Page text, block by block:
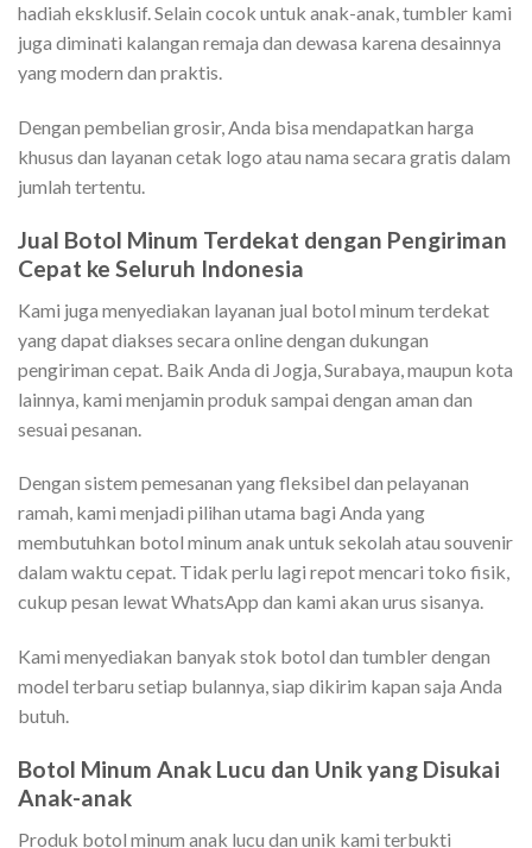
hadiah eksklusif. Selain cocok untuk anak-anak, tumbler kami
juga diminati kalangan remaja dan dewasa karena desainnya
yang modern dan praktis.
Dengan pembelian grosir, Anda bisa mendapatkan harga
khusus dan layanan cetak logo atau nama secara gratis dalam
jumlah tertentu.
Jual Botol Minum Terdekat dengan Pengiriman
Cepat ke Seluruh Indonesia
Kami juga menyediakan layanan jual botol minum terdekat
yang dapat diakses secara online dengan dukungan
pengiriman cepat. Baik Anda di Jogja, Surabaya, maupun kota
lainnya, kami menjamin produk sampai dengan aman dan
sesuai pesanan.
Dengan sistem pemesanan yang fleksibel dan pelayanan
ramah, kami menjadi pilihan utama bagi Anda yang
membutuhkan botol minum anak untuk sekolah atau souvenir
dalam waktu cepat. Tidak perlu lagi repot mencari toko fisik,
cukup pesan lewat WhatsApp dan kami akan urus sisanya.
Kami menyediakan banyak stok botol dan tumbler dengan
model terbaru setiap bulannya, siap dikirim kapan saja Anda
butuh.
Botol Minum Anak Lucu dan Unik yang Disukai
Anak-anak
Produk botol minum anak lucu dan unik kami terbukti